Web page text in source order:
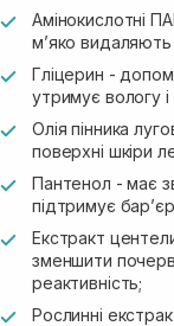
Амінокислотні
м’яко
Гліцерин -
утримує вологу і
Олія пінника
поверхні шкіри
Пантенол - має
підтримує
Екстракт
зменшити
реактивність;
Рослинні